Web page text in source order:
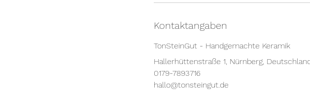
Kontaktangaben
TonSteinGut - Handgemachte Keramik
Hallerhüttenstraße 1, Nürnberg,
0179-7893716
hallo@tonsteingut.de